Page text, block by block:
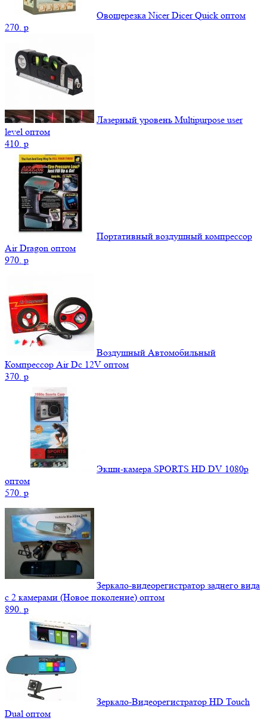
Овощерезка Nicer Dicer Quick оптом
270. p
Лазерный уровень Multipurpose user
level оптом
410. p
Портативный воздушный компрессор
Air Dragon оптом
970. p
Воздушный Автомобильный
Компрессор Air Dc 12V оптом
370. p
Экшн-камера SPORTS HD DV 1080р
оптом
570. p
Зеркало-видеорегистратор заднего вида
с 2 камерами (Новое поколение) оптом
890. p
Зеркало-Видеорегистратор HD Touch
Dual оптом